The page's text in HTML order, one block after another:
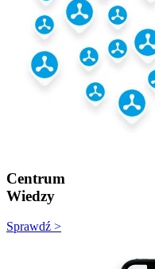
Centrum
Wiedzy
Sprawdź >